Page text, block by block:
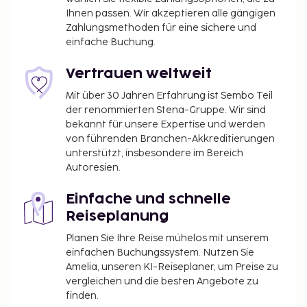
Gaulle (CDG).
Zum Angebot gehören ein rund um die Uhr
und ein Express-Check-out. Für Veranstaltungen
stehen folgende Einrichtungen zur Verfügung: ein
Konferenzzentrum und Tagungsräume. Vor Ort gibt
es Folgendes: Langzeitparkplätze. Entspann dich im
Wellnessbereich, der Massagen,
Körperbehandlungen und Gesichtsbehandlungen
bietet. Du kannst von folgenden
Freizeiteinrichtungen profitieren: Innenpool, Sauna
und Fitnessmöglichkeiten. Zu den Highlights, die
dieser Palast bietet, gehören zudem kostenloses
WLAN, ein Concierge-Service und Babysitting (gegen
Gebühr). Genieße französische Küche im L’Oiseau
Blanc, einem der 4 Restaurants dieses Palasts, oder
nutz den Zimmerservice (rund um die Uhr). Entspann
Ihnen passen. Wir akzeptieren alle gängigen
Zahlungsmethoden für eine sichere und
einfache Buchung.
Vertrauen weltweit
Mit über 30 Jahren Erfahrung ist Sembo Teil
der renommierten Stena-Gruppe. Wir sind
bekannt für unsere Expertise und werden
von führenden Branchen-Akkreditierungen
unterstützt, insbesondere im Bereich
Autoresien.
Einfache und schnelle
Reiseplanung
Planen Sie Ihre Reise mühelos mit unserem
einfachen Buchungssystem. Nutzen Sie
Amelia, unseren KI-Reiseplaner, um Preise zu
vergleichen und die besten Angebote zu
finden.